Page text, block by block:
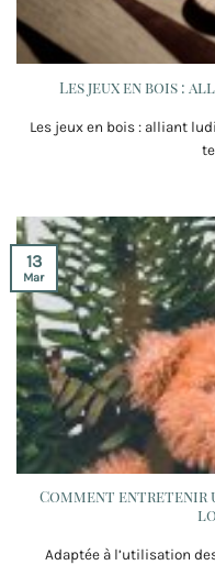
Les jeux en bois :
Les jeux en bois : alliant
Comment entretenir
Adaptée à l’utilisation
13
Mar